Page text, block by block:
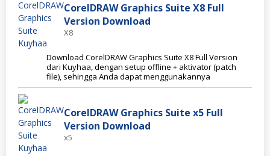
CorelDRAW Graphics Suite X8 Full
Version Download
X8
Download CorelDRAW Graphics Suite X8 Full Version
dari Kuyhaa, dengan setup offline + aktivator (patch
file), sehingga Anda dapat menggunakannya
CorelDRAW Graphics Suite x5 Full
Version Download
x5